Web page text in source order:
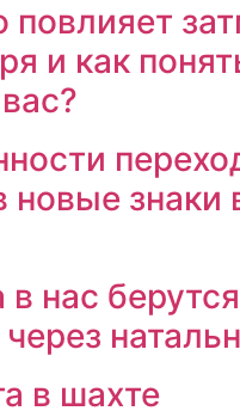
повлияет
и как
новые знаки
нас
в шахте